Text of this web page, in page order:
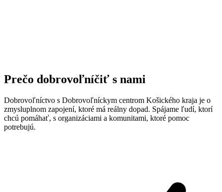
Prečo dobrovoľníčiť s nami
Dobrovoľníctvo s Dobrovoľníckym centrom Košického kraja je o
zmysluplnom zapojení, ktoré má reálny dopad. Spájame ľudí, ktorí
chcú pomáhať, s organizáciami a komunitami, ktoré pomoc
potrebujú.